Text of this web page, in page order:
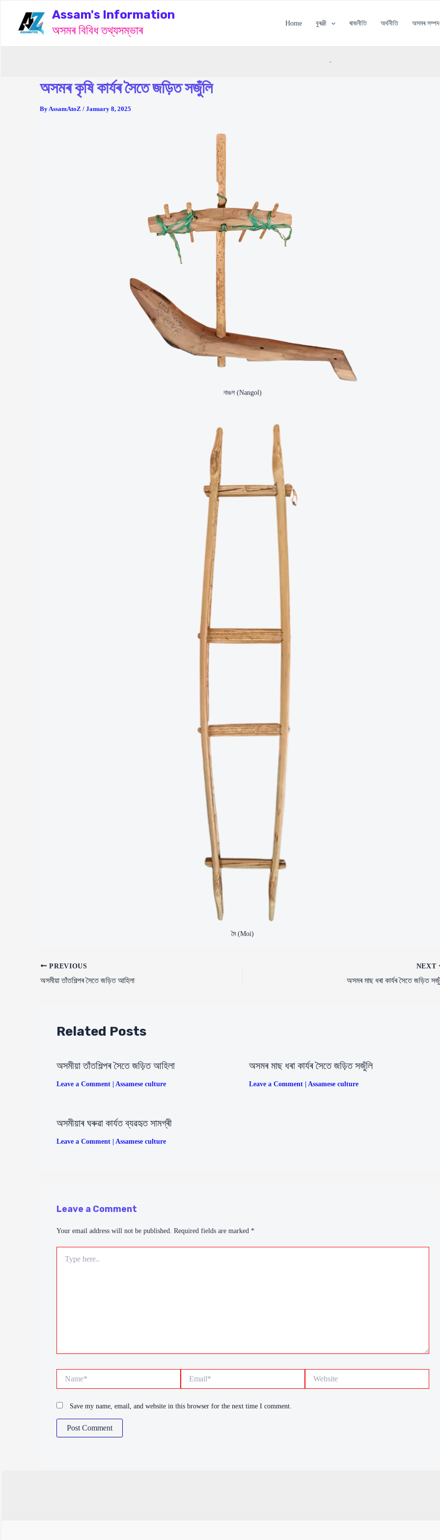
content
Assam's Information
অসমৰ বিবিধ তথ্যসম্ভাৰ
Home বুৰঞ্জী ৰাজনীতি অৰ্থনীতি অসমৰ সম্পদ
অসমৰ কৃষি কাৰ্যৰ সৈতে জড়িত সজুঁলি
ByAssamAtoZ / January 8, 2025
নাঙল (Nangol)
মৈ (Moi)
Post
navigation
PREVIOUS
অসমীয়া তাঁতশিল্পৰ সৈতে জড়িত আহিলা
NEXT
অসমৰ মাছ ধৰা কাৰ্যৰ সৈতে জড়িত
Related Posts
অসমীয়া তাঁতশিল্পৰ সৈতে জড়িত আহিলা
Leave a Comment | Assamese culture
অসমৰ মাছ ধৰা কাৰ্যৰ সৈতে জড়িত সজুঁলি
Leave a Comment | Assamese culture
অসমীয়াৰ ঘৰুৱা কাৰ্যত ব্যৱহৃত সামগ্ৰী
Leave a Comment | Assamese culture
Leave a Comment
Your email address will not be published. Required fields are marked *
here..
Save my name, email, and website in this browser for the next time I comment.